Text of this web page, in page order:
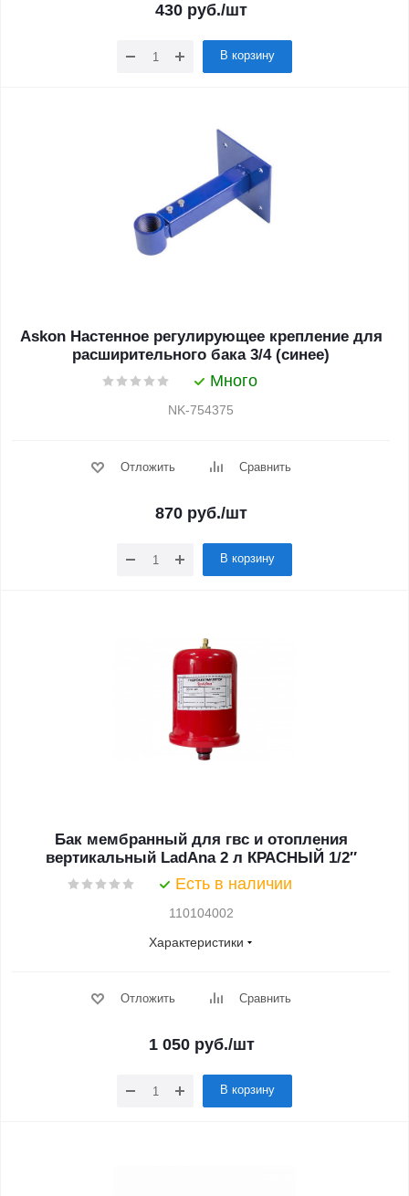
430 руб./шт
В корзину
Askon Настенное регулирующее крепление для
расширительного бака 3/4 (синее)
Много
NK-754375
Отложить Сравнить
870 руб./шт
В корзину
Бак мембранный для гвс и отопления
вертикальный LadAna 2 л КРАСНЫЙ 1/2″
Есть в наличии
110104002
Характеристики
Отложить Сравнить
1 050руб./шт
В корзину